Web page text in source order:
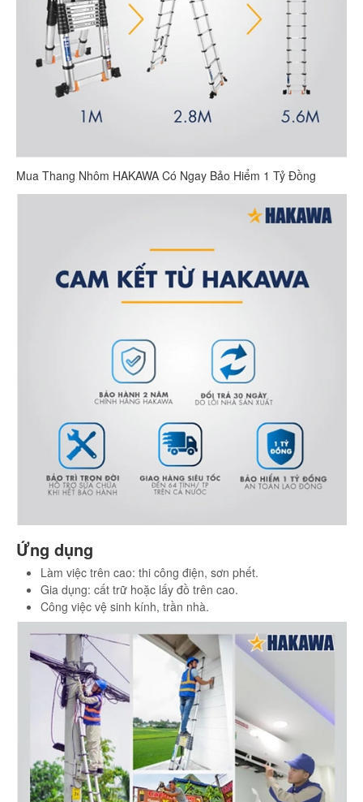
Mua Thang Nhôm HAKAWA Có Ngay Bảo Hiểm 1 Tỷ Đồng
Ứng dụng
Làm việc trên cao: thi công điện, sơn phết.
Gia dụng: cất trữ hoặc lấy đồ trên cao.
Công việc vệ sinh kính, trần nhà.